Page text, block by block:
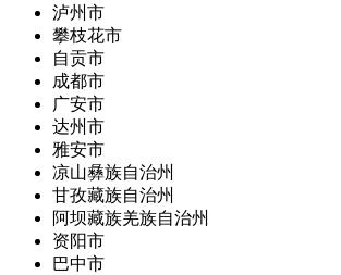
泸州市
攀枝花市
自贡市
成都市
广安市
达州市
雅安市
凉山彝族自治州
甘孜藏族自治州
阿坝藏族羌族自治州
资阳市
巴中市